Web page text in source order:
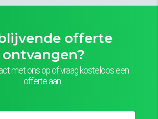
offerte
ontvangen?
met ons op of vraag kosteloos een
offerte aan.